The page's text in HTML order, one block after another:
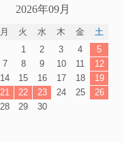
2026年09月
月 火 水 木 金
土
1
2 3 4
5
7 8 9 10 11
12
14 15 16 17 18
19
21 22 23 24 25
26
28 29 30